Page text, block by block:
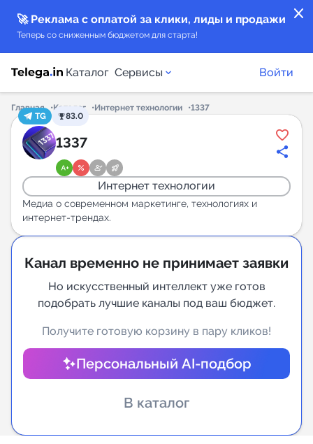
close
🚀 Реклама с оплатой за клики, лиды и продажи
Теперь со сниженным бюджетом для старта!
Каталог Сервисы
Каталог каналов
Каталог ботов
Горящие предложения
Индекс читаемости каналов в Telegram
Аналитика MAX каналов
New
Индивидуальное сопровождение
Аналитика Telegram
Войти
Главная Каталог Интернет технологии
1337
TG
83.0
1337
Интернет технологии
Медиа о современном маркетинге, технологиях и
интернет-трендах.
Канал временно не принимает заявки
Но искусственный интеллект уже готов
подобрать лучшие каналы под ваш бюджет.
Получите готовую корзину в пару кликов!
Персональный AI-подбор
В каталог